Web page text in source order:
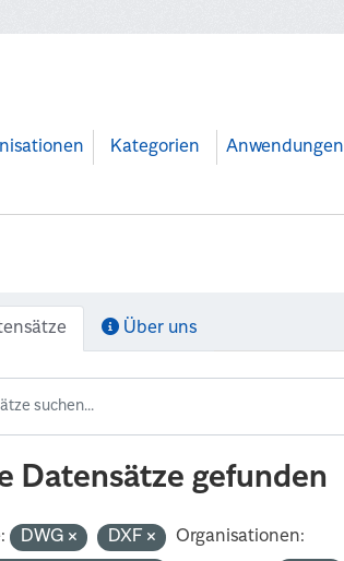
Kategorien Anwendungen
Über uns
Datensätze gefunden
DWG DXF
Organisationen: